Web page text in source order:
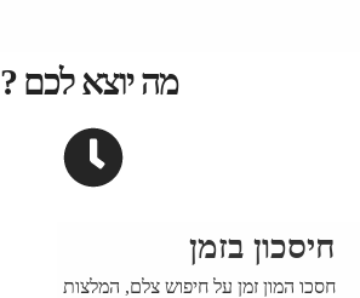
מה יוצא לכם ?
חיסכון בזמן
חסכו המון זמן על חיפוש צלם, המלצות